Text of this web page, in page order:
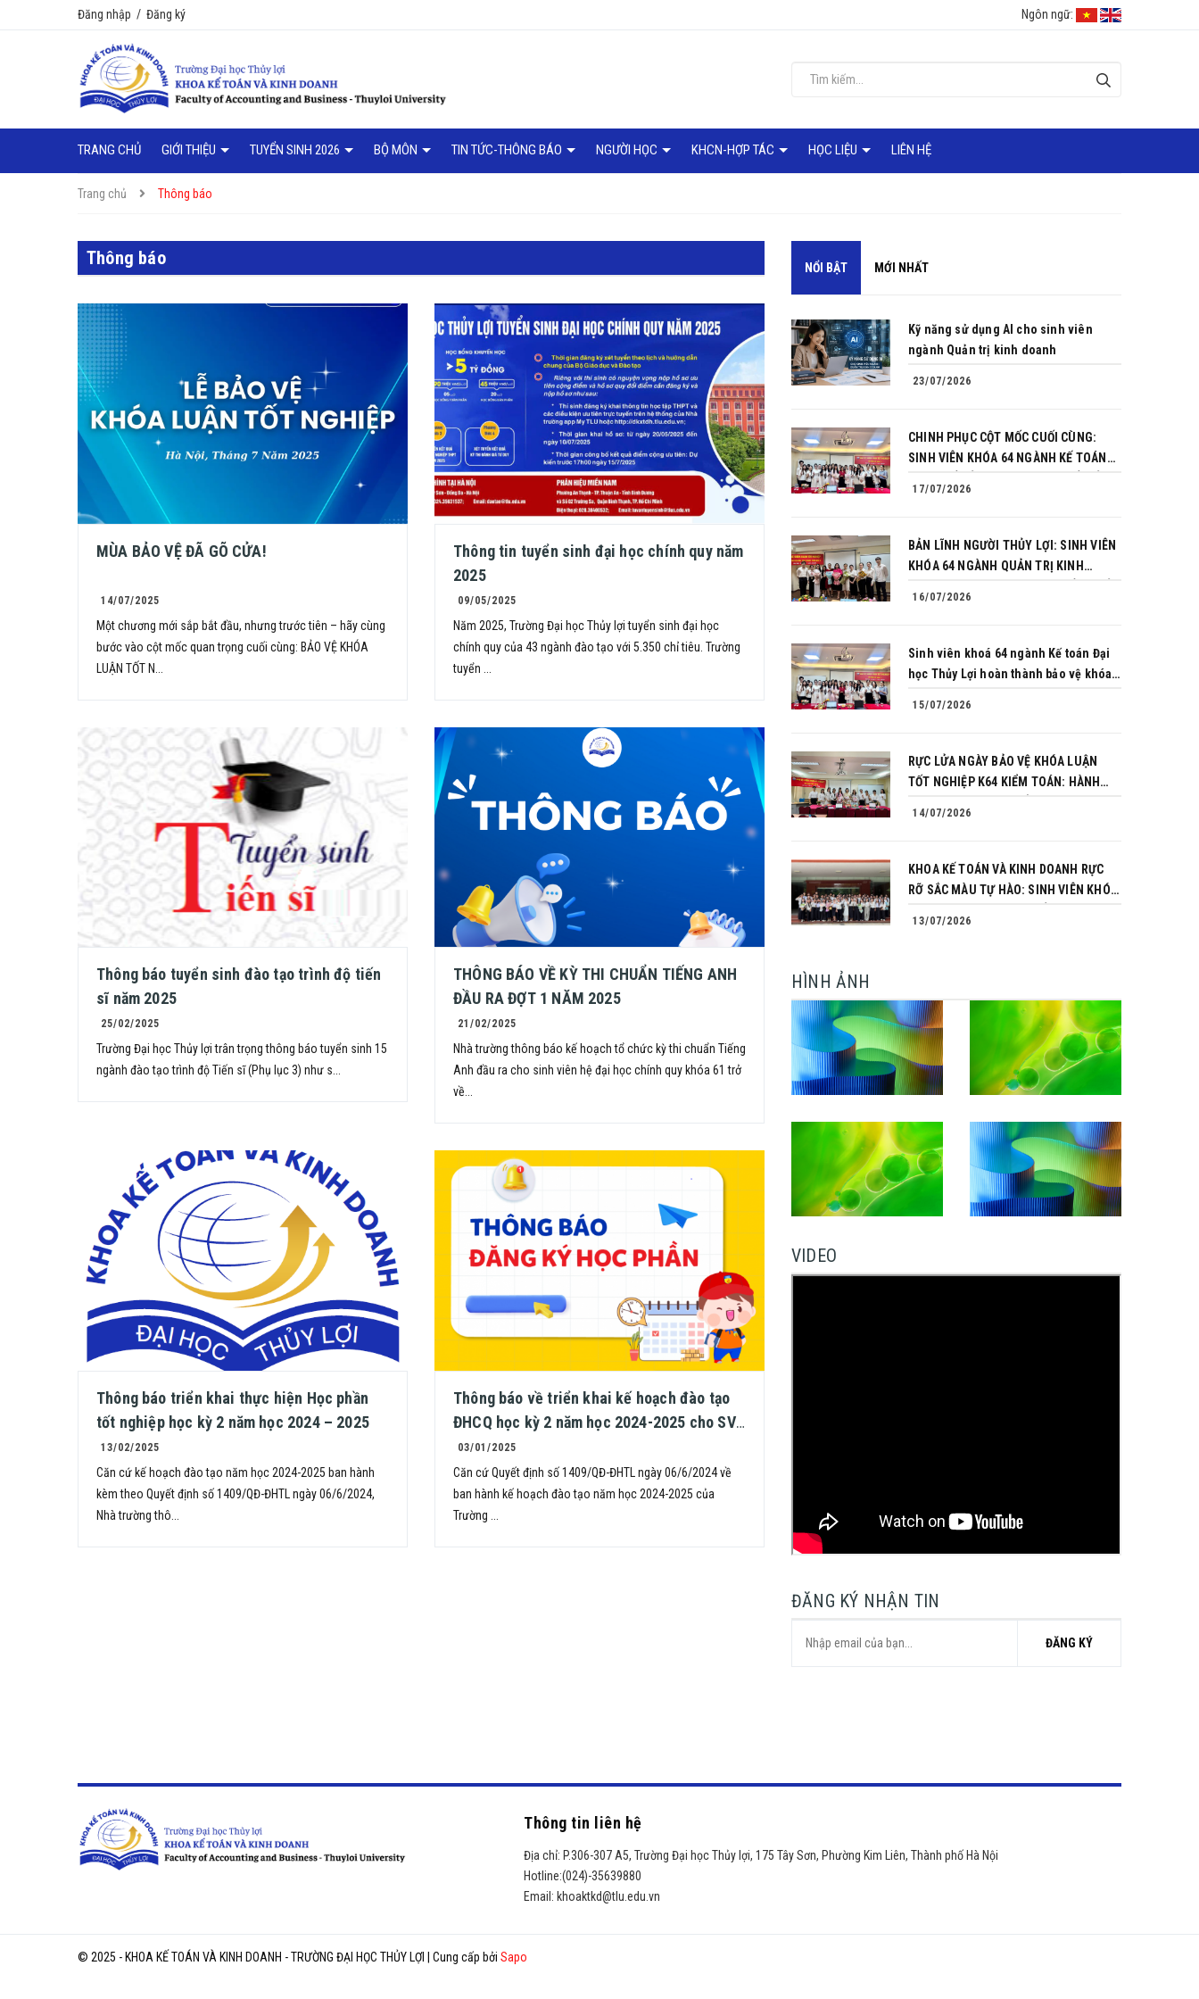
Đăng nhập / Đăng ký Ngôn ngữ:
TRANG CHỦ GIỚI THIỆU TUYỂN SINH 2026 BỘ MÔN TIN TỨC-THÔNG BÁO NGƯỜI HỌC KHCN-HỢP TÁC HỌC LIỆU LIÊN HỆ
Trang chủ Thông báo
Thông báo
MÙA BẢO VỆ ĐÃ GÕ CỬA!
14/07/2025
Một chương mới sắp bắt đầu, nhưng trước tiên – hãy cùng
bước vào cột mốc quan trọng cuối cùng: BẢO VỆ KHÓA
LUẬN TỐT N...
Thông tin tuyển sinh đại học chính quy năm
2025
09/05/2025
Năm 2025, Trường Đại học Thủy lợi tuyển sinh đại học
chính quy của 43 ngành đào tạo với 5.350 chỉ tiêu. Trường
tuyển ...
Thông báo tuyển sinh đào tạo trình độ tiến
sĩ năm 2025
25/02/2025
Trường Đại học Thủy lợi trân trọng thông báo tuyển sinh 15
ngành đào tạo trình độ Tiến sĩ (Phụ lục 3) như s...
THÔNG BÁO VỀ KỲ THI CHUẨN TIẾNG ANH
ĐẦU RA ĐỢT 1 NĂM 2025
21/02/2025
Nhà trường thông báo kế hoạch tổ chức kỳ thi chuẩn Tiếng
Anh đầu ra cho sinh viên hệ đại học chính quy khóa 61 trở
về...
Thông báo triển khai thực hiện Học phần
tốt nghiệp học kỳ 2 năm học 2024 – 2025
13/02/2025
Căn cứ kế hoạch đào tạo năm học 2024-2025 ban hành
kèm theo Quyết định số 1409/QĐ-ĐHTL ngày 06/6/2024,
Nhà trường thô...
Thông báo về triển khai kế hoạch đào tạo
ĐHCQ học kỳ 2 năm học 2024-2025 cho SV
K66 trở về trước tại Hà Nội
03/01/2025
Căn cứ Quyết định số 1409/QĐ-ĐHTL ngày 06/6/2024 về
ban hành kế hoạch đào tạo năm học 2024-2025 của
Trường ...
NỔI BẬT MỚI NHẤT
Kỹ năng sử dụng AI cho sinh viên
ngành Quản trị kinh doanh
23/07/2026
CHINH PHỤC CỘT MỐC CUỐI CÙNG:
SINH VIÊN KHÓA 64 NGÀNH KẾ TOÁN
17/07/2026
BẢN LĨNH NGƯỜI THỦY LỢI: SINH VIÊN
KHÓA 64 NGÀNH QUẢN TRỊ KINH
16/07/2026
Sinh viên khoá 64 ngành Kế toán Đại
học Thủy Lợi hoàn thành bảo vệ khóa
15/07/2026
RỰC LỬA NGÀY BẢO VỆ KHÓA LUẬN
TỐT NGHIỆP K64 KIỂM TOÁN: HÀNH
14/07/2026
KHOA KẾ TOÁN VÀ KINH DOANH RỰC
RỠ SẮC MÀU TỰ HÀO: SINH VIÊN KHÓA
13/07/2026
HÌNH ẢNH
VIDEO
ĐĂNG KÝ NHẬN TIN
ĐĂNG KÝ
Thông tin liên hệ
Địa chỉ: P.306-307 A5, Trường Đại học Thủy lợi, 175 Tây Sơn, Phường Kim Liên, Thành phố Hà Nội
Hotline:(024)-35639880
Email: khoaktkd@tlu.edu.vn
© 2025 - KHOA KẾ TOÁN VÀ KINH DOANH - TRƯỜNG ĐẠI HỌC THỦY LỢI Cung cấp bởi Sapo